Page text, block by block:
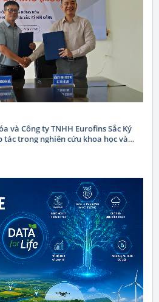
và Công ty TNHH Eurofins Sắc Ký